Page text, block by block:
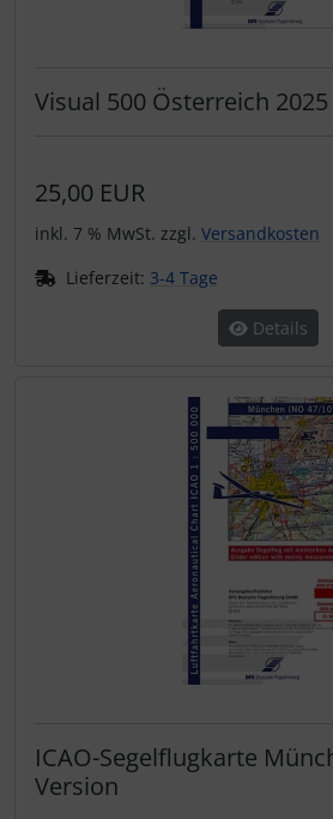
Visual 500 Österreich 2025
25,00 EUR
inkl. 7 % MwSt. zzgl. Versandkosten
Lieferzeit: 3-4 Tage
Details
ICAO-Segelflugkarte
Version